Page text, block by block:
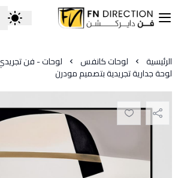
فن دايركشن
الرئيسية لوحات كانفس لوحات - فن
لوحة جدارية تجريدية بتصميم مودرن